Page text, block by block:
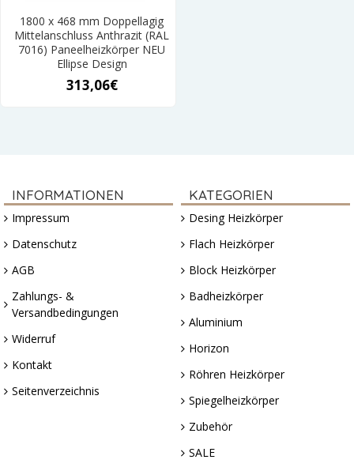
1800 x 468 mm Doppellagig
Mittelanschluss Anthrazit (RAL
7016) Paneelheizkörper NEU
Ellipse Design
313,06€
INFORMATIONEN
Impressum
Datenschutz
AGB
Zahlungs- &
Versandbedingungen
Widerruf
Kontakt
Seitenverzeichnis
KATEGORIEN
Desing Heizkörper
Flach Heizkörper
Block Heizkörper
Badheizkörper
Aluminium
Horizon
Röhren Heizkörper
Spiegelheizkörper
Zubehör
SALE